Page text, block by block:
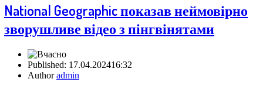
National Geographic показав неймовірно
зворушливе відео з пінгвінятами
Published: 17.04.202416:32
Authoradmin